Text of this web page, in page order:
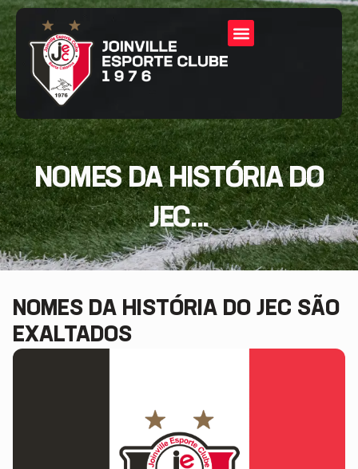
NOMES DA HISTÓRIA DO
JEC...
NOMES DA HISTÓRIA DO JEC SÃO
EXALTADOS